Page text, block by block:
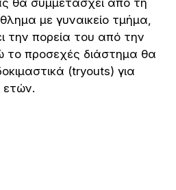
θα συμμετάσχει από τη
με γυναικείο τμήμα,
την πορεία του από την
το προσεχές διάστημα θα
(tryouts) για
ετών.